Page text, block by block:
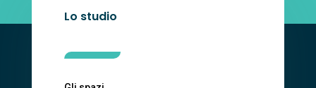
Lo studio